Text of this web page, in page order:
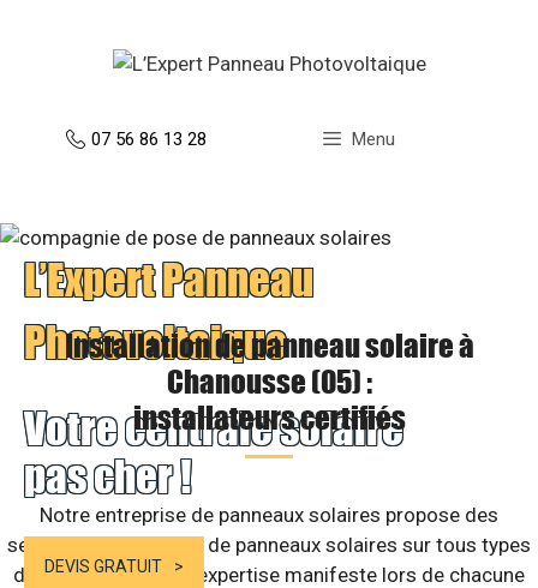
07 56 86 13 28 Menu
L’Expert Panneau
Photovoltaique
Votre centrale solaire
pas cher !
DEVIS GRATUIT
Installation de panneau solaire à
Chanousse (05) :
installateurs certifiés
Notre entreprise de panneaux solaires propose des
services d’installation de panneaux solaires sur tous types
de bâtiments. Notre expertise manifeste lors de chacune